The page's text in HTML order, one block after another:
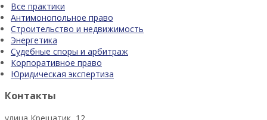
Все практики
Антимонопольное право
Строительство и недвижимость
Энергетика
Судебные споры и арбитраж
Корпоративное право
Юридическая экспертиза
Контакты